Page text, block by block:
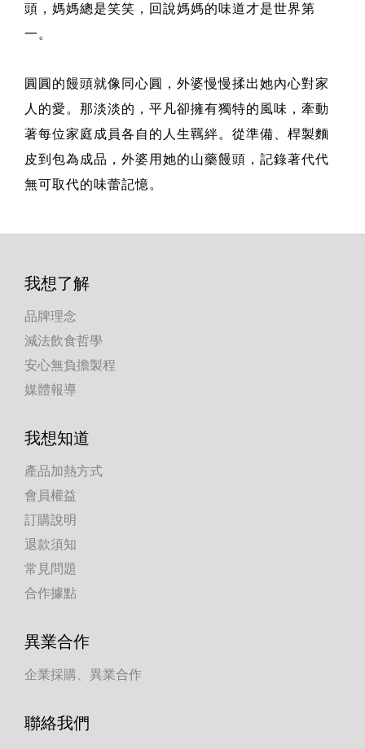
頭，媽媽總是笑笑，回說媽媽的味道才是世界第
一。
圓圓的饅頭就像同心圓，外婆慢慢揉出她內心對家
人的愛。那淡淡的，平凡卻擁有獨特的風味，牽動
著每位家庭成員各自的人生羈絆。從準備、桿製麵
皮到包為成品，外婆用她的山藥饅頭，記錄著代代
無可取代的味蕾記憶。
我想了解
品牌理念
減法飲食哲學
安心無負擔製程
媒體報導
我想知道
產品加熱方式
會員權益
訂購說明
退款須知
常見問題
合作據點
異業合作
企業採購、異業合作
聯絡我們